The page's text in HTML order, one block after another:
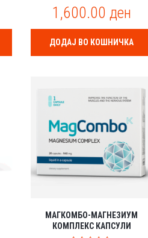
0
o
u
t
f
1,600.00 ден
ДОДАЈ ВО КОШНИЧКА
МАГКОМБО-МАГНЕЗИУМ
КОМПЛЕКС КАПСУЛИ